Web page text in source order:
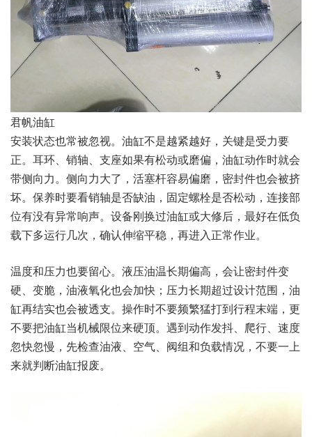
君帆油缸
安装状态也常被忽视。油缸不是越紧越好，关键是受力要
正。耳环、销轴、支座如果有松动或磨偏，油缸动作时就会
带侧向力。侧向力大了，活塞杆容易偏磨，密封件也会被挤
坏。保养时要看销轴是否缺油，固定螺栓是否松动，连接部
位有没有异常响声。设备刚换过油缸或大修后，最好在低负
载下多运行几次，确认伸缩平稳，再进入正常作业。
温度和压力也要留心。液压油温长期偏高，会让密封件变
硬、变脆，油液氧化也会加快；压力长期超过设计范围，油
缸再结实也会被透支。操作时不要频繁猛打到行程末端，更
不要把油缸当机械限位来硬顶。遇到动作发抖、爬行、速度
忽快忽慢，先检查油液、空气、阀组和负载情况，不要一上
来就判断油缸报废。